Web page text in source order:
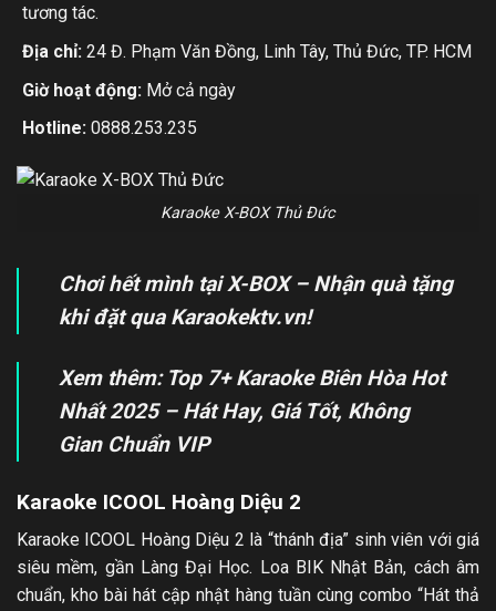
tương tác.
Địa chỉ:24 Đ. Phạm Văn Đồng, Linh Tây, Thủ Đức, TP. HCM
Giờ hoạt động: Mở cả ngày
Hotline:0888.253.235
Karaoke X-BOX Thủ Đức
Chơi hết mình tại X-BOX – Nhận quà tặng
khi đặt qua Karaokektv.vn!
Xem thêm: Top 7+Karaoke Biên HòaHot
Nhất 2025 – Hát Hay, Giá Tốt, Không
Gian Chuẩn VIP
Karaoke ICOOL Hoàng Diệu 2
Karaoke ICOOL Hoàng Diệu 2 là “thánh địa” sinh viên với giá
siêu mềm, gần Làng Đại Học. Loa BIK Nhật Bản, cách âm
chuẩn, kho bài hát cập nhật hàng tuần cùng combo “Hát thả